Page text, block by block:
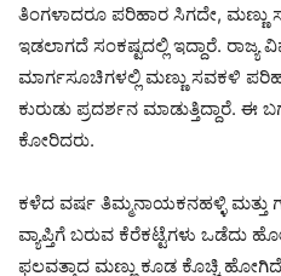
ತಿಂಗಳಾದರೂ ಪರಿಹಾರ ಸಿಗದೇ,
ಇಡಲಾಗದೆ ಸಂಕಷ್ಟದಲ್ಲಿ ಇದ್ದಾರೆ. ರಾಜ್ಯ
ಮಾರ್ಗಸೂಚಿಗಳಲ್ಲಿ ಮಣ್ಣು ಸವಕಳಿ
ಕುರುಡು ಪ್ರದರ್ಶನ ಮಾಡುತ್ತಿದ್ದಾರೆ. ಈ
ಕೋರಿದರು.
ಕಳೆದ ವರ್ಷ ತಿಮ್ಮನಾಯಕನಹಳ್ಳಿ ಮತ್ತು
ವ್ಯಾಪ್ತಿಗೆ ಬರುವ ಕೆರೆಕಟ್ಟೆಗಳು ಒಡೆದು
ಫಲವತ್ತಾದ ಮಣ್ಣು ಕೂಡ ಕೊಚ್ಚಿ